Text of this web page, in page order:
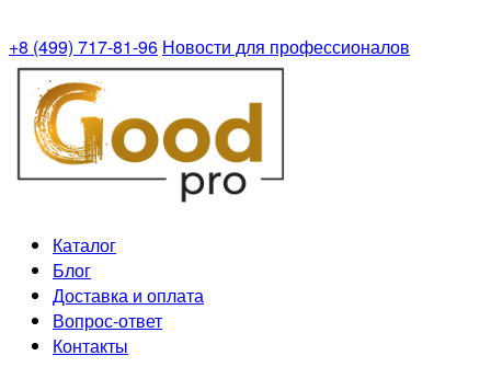
+8 (499) 717-81-96 Новости для профессионалов
Каталог
Блог
Доставка и оплата
Вопрос-ответ
Контакты